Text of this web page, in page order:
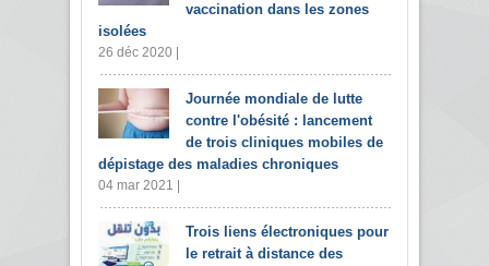
vaccination dans les zones
isolées
26 déc 2020 |
Journée mondiale de lutte
contre l'obésité : lancement
de trois cliniques mobiles de
dépistage des maladies chroniques
04 mar 2021 |
Trois liens électroniques pour
le retrait à distance des